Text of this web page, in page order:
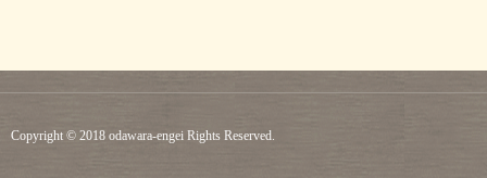
Copyright © 2018 odawara-engei Rights Reserved.